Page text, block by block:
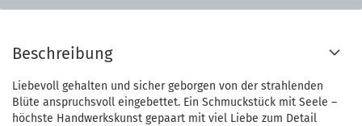
Beschreibung
Liebevoll gehalten und sicher geborgen von der strahlenden
Blüte anspruchsvoll eingebettet. Ein Schmuckstück mit Seele –
höchste Handwerkskunst gepaart mit viel Liebe zum Detail